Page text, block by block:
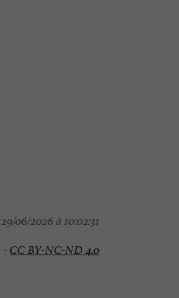
29/06/2026 à 10:02:31
-CC BY-NC-ND 4.0